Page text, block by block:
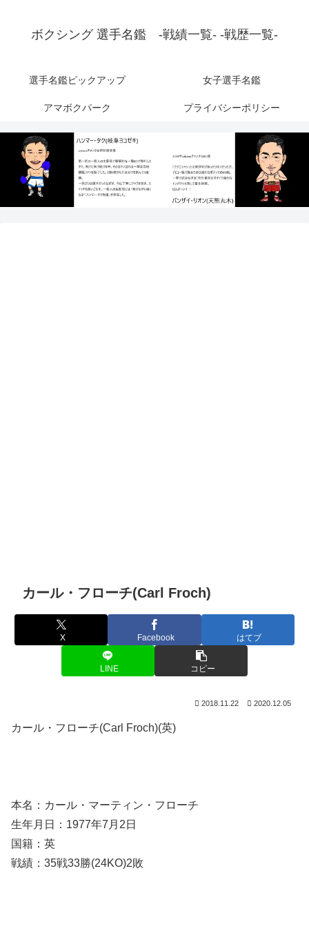
ボクシング 選手名鑑 -戦績一覧- -戦歴一覧-
選手名鑑ピックアップ 女子選手名鑑
アマボクパーク プライバシーポリシー
カール・フローチ(Carl Froch)
X Facebook はてブ
LINE コピー
2018.11.22 2020.12.05
カール・フローチ(Carl Froch)(英)
本名：カール・マーティン・フローチ
生年月日：1977年7月2日
国籍：英
戦績：35戦33勝(24KO)2敗